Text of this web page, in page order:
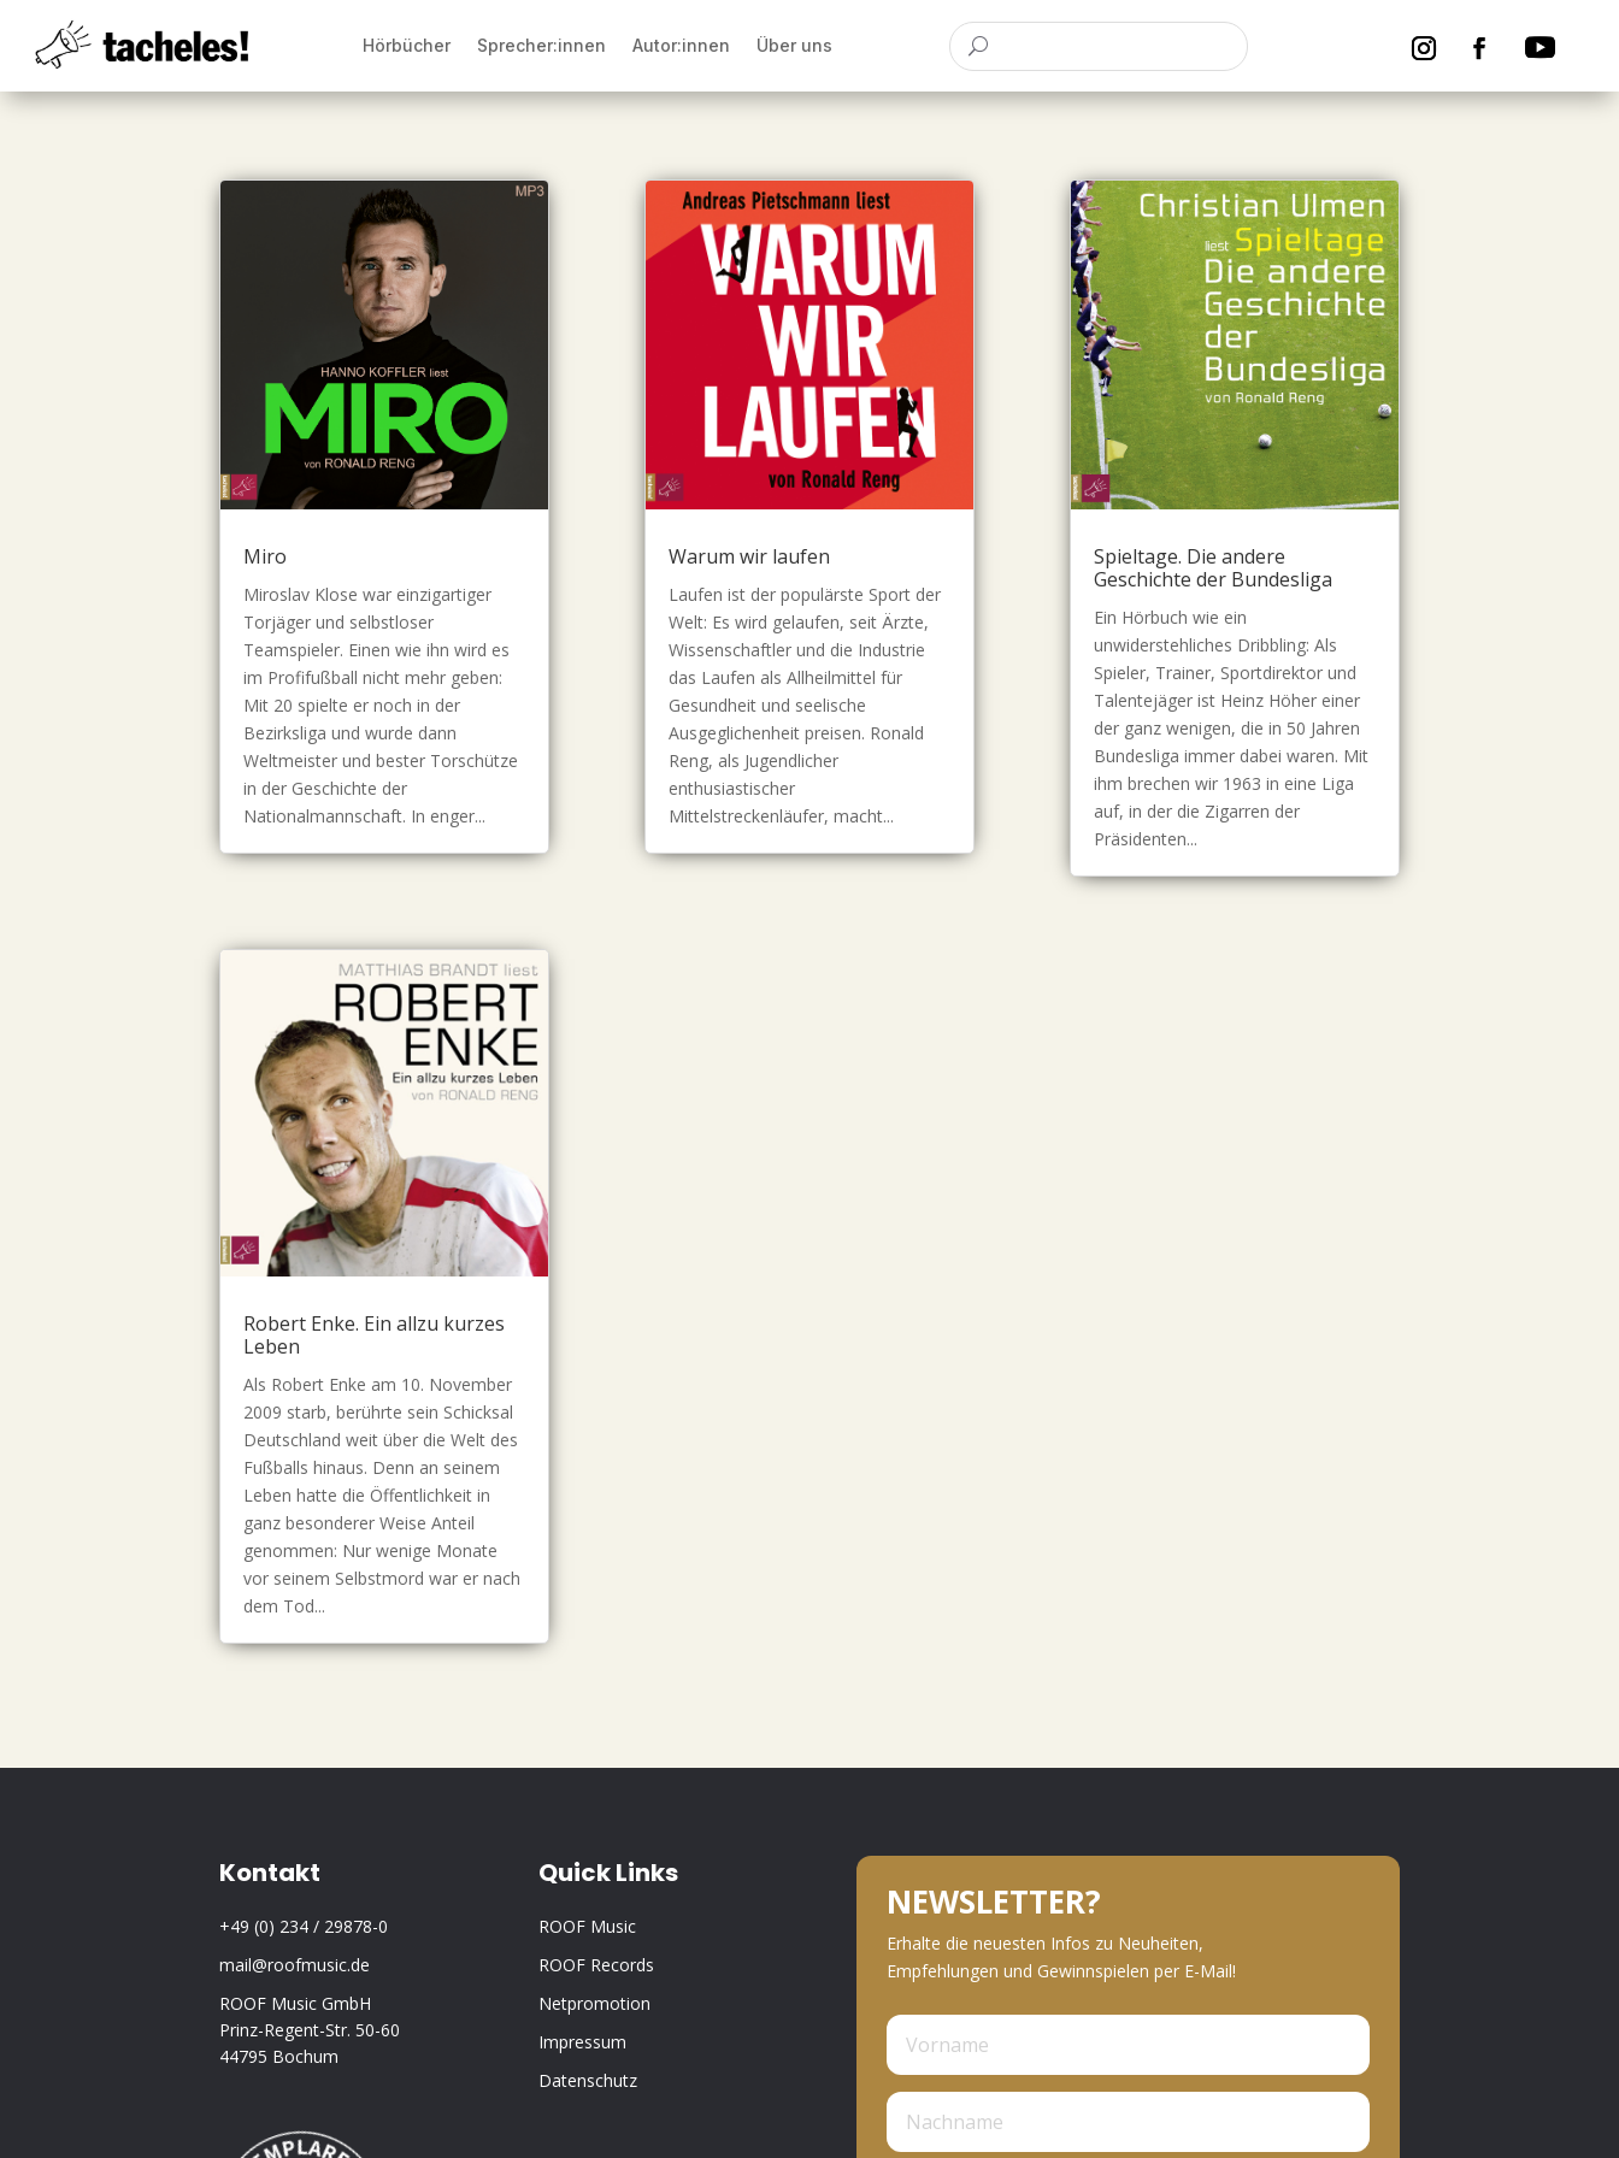
Hörbücher Sprecher:innen Autor:innen Über uns
Miro
Miroslav Klose war einzigartiger
Torjäger und selbstloser
Teamspieler. Einen wie ihn wird es
im Profifußball nicht mehr geben:
Mit 20 spielte er noch in der
Bezirksliga und wurde dann
Weltmeister und bester Torschütze
in der Geschichte der
Nationalmannschaft. In enger...
Robert Enke. Ein allzu kurzes
Leben
Als Robert Enke am 10. November
2009 starb, berührte sein Schicksal
Deutschland weit über die Welt des
Fußballs hinaus. Denn an seinem
Leben hatte die Öffentlichkeit in
ganz besonderer Weise Anteil
genommen: Nur wenige Monate
vor seinem Selbstmord war er nach
dem Tod...
Warum wir laufen
Laufen ist der populärste Sport der
Welt: Es wird gelaufen, seit Ärzte,
Wissenschaftler und die Industrie
das Laufen als Allheilmittel für
Gesundheit und seelische
Ausgeglichenheit preisen. Ronald
Reng, als Jugendlicher
enthusiastischer
Mittelstreckenläufer, macht...
Spieltage. Die andere
Geschichte der Bundesliga
Ein Hörbuch wie ein
unwiderstehliches Dribbling: Als
Spieler, Trainer, Sportdirektor und
Talentejäger ist Heinz Höher einer
der ganz wenigen, die in 50 Jahren
Bundesliga immer dabei waren. Mit
ihm brechen wir 1963 in eine Liga
auf, in der die Zigarren der
Präsidenten...
Kontakt
+49 (0) 234 / 29878-0
mail@roofmusic.de
ROOF Music GmbH
Prinz-Regent-Str. 50-60
44795 Bochum
Quick Links
ROOF Music
ROOF Records
Netpromotion
Impressum
Datenschutz
NEWSLETTER?
Erhalte die neuesten Infos zu Neuheiten,
Empfehlungen und Gewinnspielen per E-Mail!